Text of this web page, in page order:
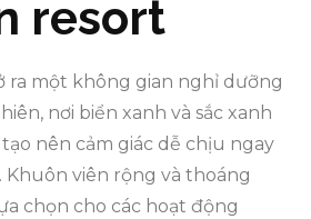
resort
ra một không gian nghỉ dưỡng
nơi biển xanh và sắc xanh
nên cảm giác dễ chịu ngay
Khuôn viên rộng và thoáng
chọn cho các hoạt động